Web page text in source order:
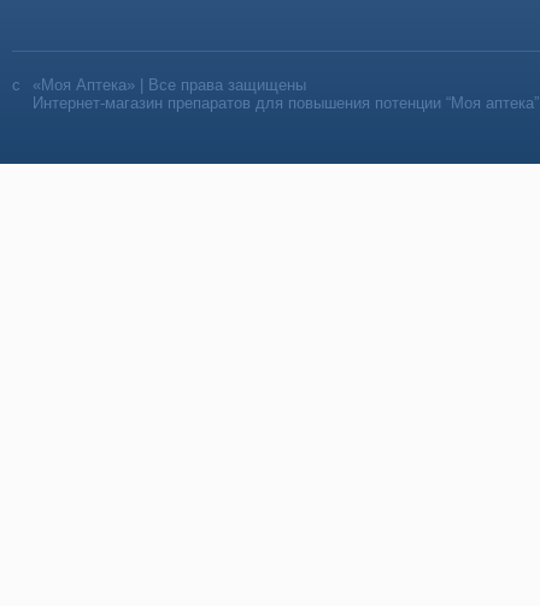
«Моя Аптека» | Все права защищены
Интернет-магазин препаратов для повышения потенции “Моя